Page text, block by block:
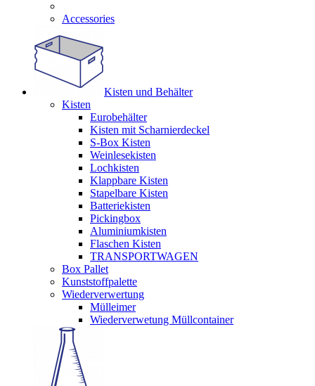
Accessories
Kisten und Behälter
Kisten
Eurobehälter
Kisten mit Scharnierdeckel
S-Box Kisten
Weinlesekisten
Lochkisten
Klappbare Kisten
Stapelbare Kisten
Batteriekisten
Pickingbox
Aluminiumkisten
Flaschen Kisten
TRANSPORTWAGEN
Box Pallet
Kunststoffpalette
Wiederverwertung
Mülleimer
Wiederverwetung Müllcontainer